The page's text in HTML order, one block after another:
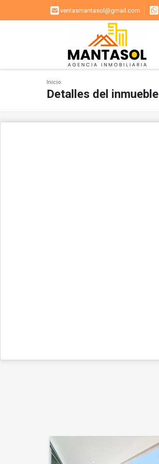
ventasmantasol@gmail.com
Inicio
Detalles del inmueble